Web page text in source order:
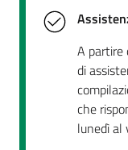
A
di
che
lunedì al